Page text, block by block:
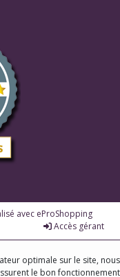
avec eProShopping
Accès gérant
optimale sur le site, nous
le bon fonctionnement